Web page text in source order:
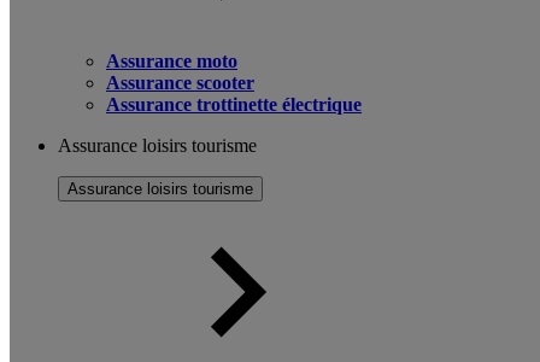
Assurance moto
Assurance scooter
Assurance trottinette électrique
Assurance loisirs tourisme
Assurance loisirs tourisme